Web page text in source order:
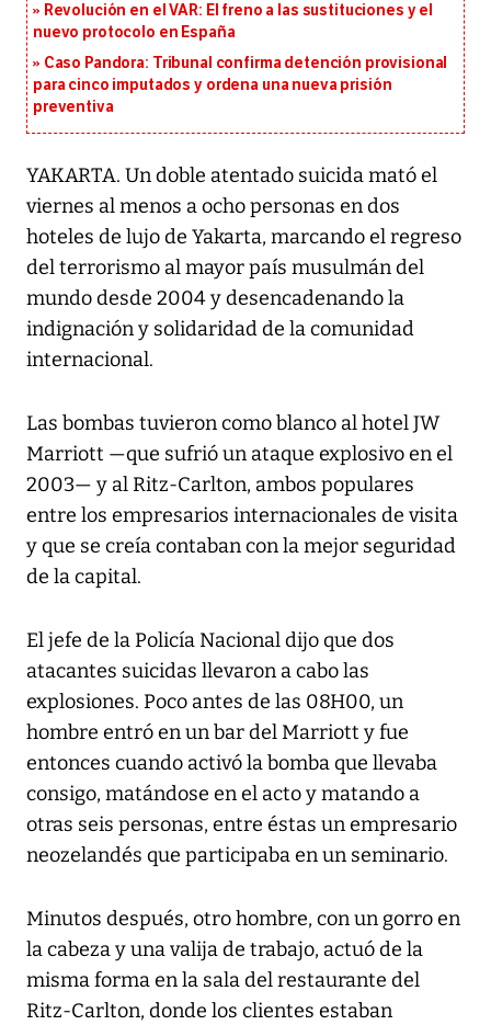
Revolución en el VAR: El freno a las sustituciones y el
nuevo protocolo en España
Caso Pandora: Tribunal confirma detención provisional
para cinco imputados y ordena una nueva prisión
preventiva
YAKARTA. Un doble atentado suicida mató el
viernes al menos a ocho personas en dos
hoteles de lujo de Yakarta, marcando el regreso
del terrorismo al mayor país musulmán del
mundo desde 2004 y desencadenando la
indignación y solidaridad de la comunidad
internacional.
Las bombas tuvieron como blanco al hotel JW
Marriott —que sufrió un ataque explosivo en el
2003— y al Ritz-Carlton, ambos populares
entre los empresarios internacionales de visita
y que se creía contaban con la mejor seguridad
de la capital.
El jefe de la Policía Nacional dijo que dos
atacantes suicidas llevaron a cabo las
explosiones. Poco antes de las 08H00, un
hombre entró en un bar del Marriott y fue
entonces cuando activó la bomba que llevaba
consigo, matándose en el acto y matando a
otras seis personas, entre éstas un empresario
neozelandés que participaba en un seminario.
Minutos después, otro hombre, con un gorro en
la cabeza y una valija de trabajo, actuó de la
misma forma en la sala del restaurante del
Ritz-Carlton, donde los clientes estaban